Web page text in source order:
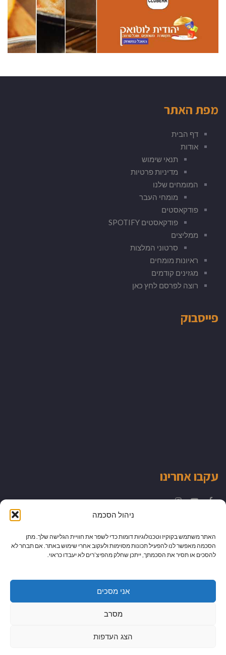
ניהול הסכמה
האתר משתמש בקוקיז וטכנולוגיות דומות כדי לשפר את חוויית הגלישה שלך. מתן
הסכמה מאפשר לנו להפעיל תכונות מסוימות ולעקוב אחרי שימוש באתר. אם תבחר לא
להסכים או תסיר את הסכמתך, ייתכן שחלק מהפיצ’רים לא יעבדו כראוי.
אני מסכים
מסרב
הצג העדפות
מפת האתר
דף הבית
אודות
תנאי שימוש
מדיניות פרטיות
המומחים שלנו
מומחי העבר
פודקאסטים
פודקאסטים SPOTIFY
ממליצים
סרטוני המלצות
ראיונות מומחים
מגזינים קודמים
רוצה לפרסם לחץ כאן
פייסבוק
עקבו אחרינו